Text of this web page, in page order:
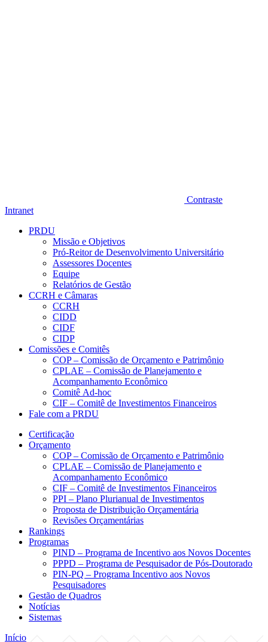
Contraste
Intranet
PRDU
Missão e Objetivos
Pró-Reitor de Desenvolvimento Universitário
Assessores Docentes
Equipe
Relatórios de Gestão
CCRH e Câmaras
CCRH
CIDD
CIDF
CIDP
Comissões e Comitês
COP – Comissão de Orçamento e Patrimônio
CPLAE – Comissão de Planejamento e
Acompanhamento Econômico
Comitê Ad-hoc
CIF – Comitê de Investimentos Financeiros
Fale com a PRDU
Certificação
Orçamento
COP – Comissão de Orçamento e Patrimônio
CPLAE – Comissão de Planejamento e
Acompanhamento Econômico
CIF – Comitê de Investimentos Financeiros
PPI – Plano Plurianual de Investimentos
Proposta de Distribuição Orçamentária
Revisões Orçamentárias
Rankings
Programas
PIND – Programa de Incentivo aos Novos Docentes
PPPD – Programa de Pesquisador de Pós-Doutorado
PIN-PQ – Programa Incentivo aos Novos
Pesquisadores
Gestão de Quadros
Notícias
Sistemas
Início